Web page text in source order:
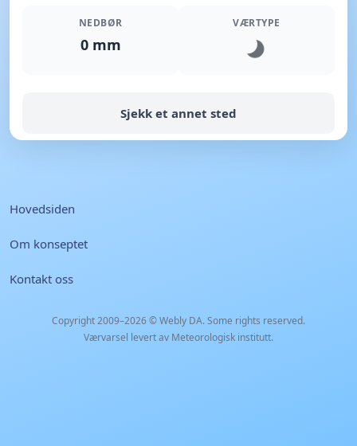
NEDBØR
0 mm
VÆRTYPE
Sjekk et annet sted
Hovedsiden
Om konseptet
Kontakt oss
Copyright 2009–2026 ©Webly DA. Some rights reserved.
Værvarsel levert av Meteorologisk institutt.